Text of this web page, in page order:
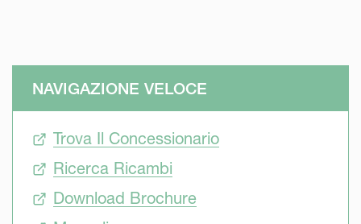
NAVIGAZIONE VELOCE
Trova Il Concessionario
Ricerca Ricambi
Download Brochure